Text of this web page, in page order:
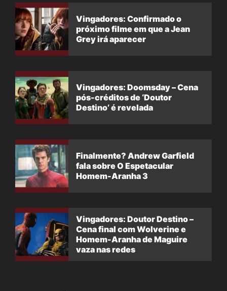
Vingadores: Confirmado o
próximo filme em que a Jean
Grey irá aparecer
Vingadores: Doomsday – Cena
pós-créditos de ‘Doutor
Destino’ é revelada
Finalmente? Andrew Garfield
fala sobre O Espetacular
Homem-Aranha 3
Vingadores: Doutor Destino –
Cena final com Wolverine e
Homem-Aranha de Maguire
vaza nas redes